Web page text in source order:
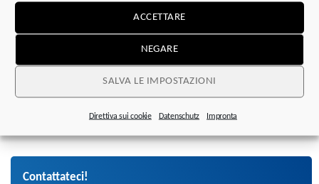
ACCETTARE
NEGARE
SALVA LE IMPOSTAZIONI
Direttiva sui cookie Datenschutz Impronta
Contattateci!